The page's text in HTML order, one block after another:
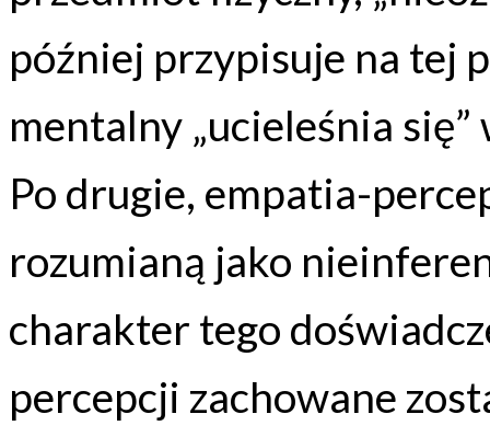
później przypisuje na tej
mentalny „ucieleśnia
Po drugie, empatia-
rozumianą jako
charakter tego
percepcji zachowane